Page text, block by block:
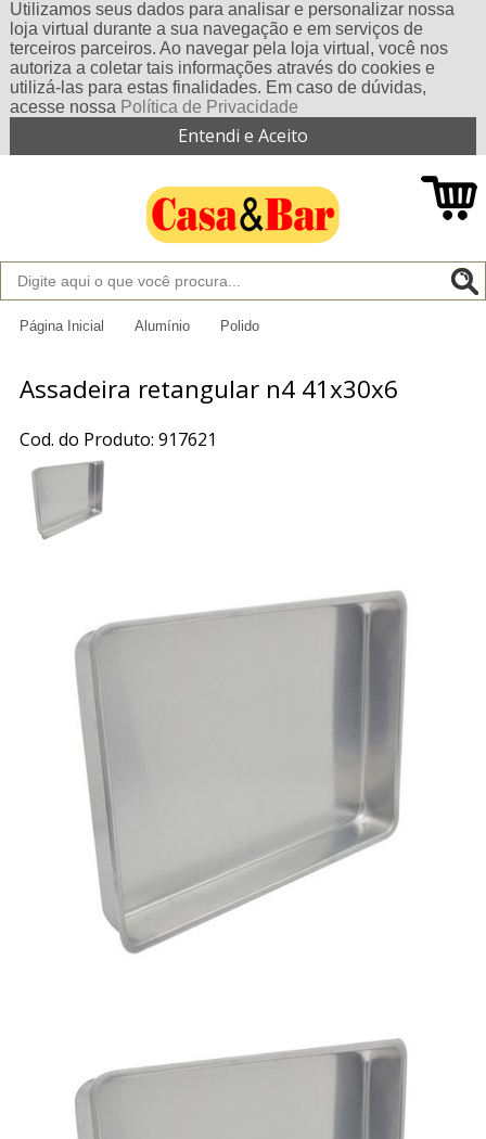
Utilizamos seus dados para analisar e personalizar nossa
loja virtual durante a sua navegação e em serviços de
terceiros parceiros. Ao navegar pela loja virtual, você nos
autoriza a coletar tais informações através do cookies e
utilizá-las para estas finalidades. Em caso de dúvidas,
acesse nossa Política de Privacidade
Entendi e Aceito
Página Inicial Alumínio Polido
Assadeira retangular n4 41x30x6
Cod. do Produto: 917621